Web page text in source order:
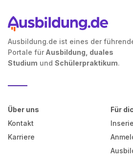
Ausbildung.de ist eines der
Portale für Ausbildung, duales
Studium und Schülerpraktikum.
Über uns
Kontakt
Karriere
Für